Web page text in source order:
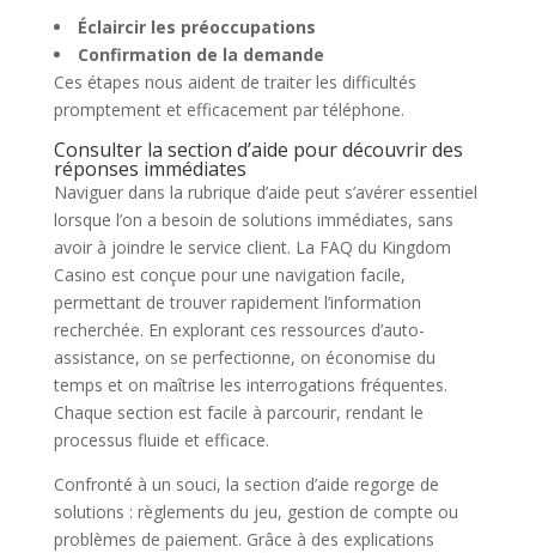
Éclaircir les préoccupations
Confirmation de la demande
Ces étapes nous aident de traiter les difficultés
promptement et efficacement par téléphone.
Consulter la section d’aide pour découvrir des
réponses immédiates
Naviguer dans la rubrique d’aide peut s’avérer essentiel
lorsque l’on a besoin de solutions immédiates, sans
avoir à joindre le service client. La FAQ du Kingdom
Casino est conçue pour une navigation facile,
permettant de trouver rapidement l’information
recherchée. En explorant ces ressources d’auto-
assistance, on se perfectionne, on économise du
temps et on maîtrise les interrogations fréquentes.
Chaque section est facile à parcourir, rendant le
processus fluide et efficace.
Confronté à un souci, la section d’aide regorge de
solutions : règlements du jeu, gestion de compte ou
problèmes de paiement. Grâce à des explications